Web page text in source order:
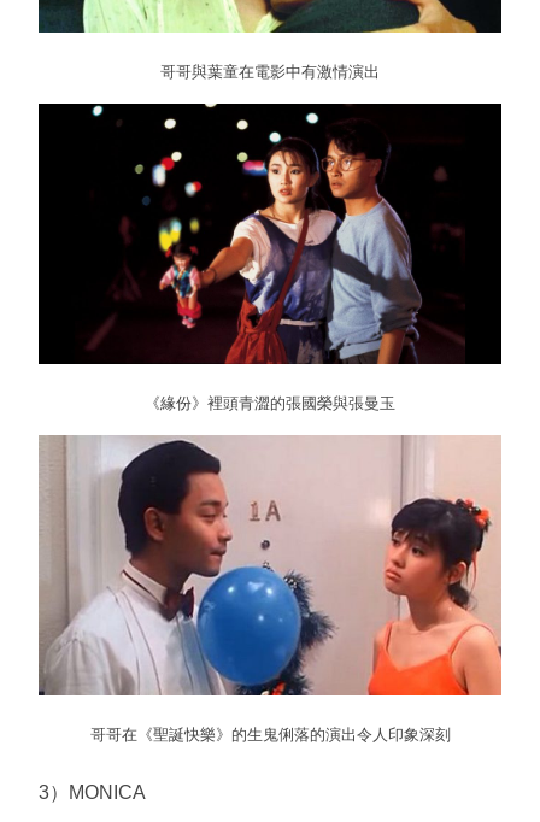
哥哥與葉童在電影中有激情演出
《緣份》裡頭青澀的張國榮與張曼玉
哥哥在《聖誕快樂》的生鬼俐落的演出令人印象深刻
3）MONICA